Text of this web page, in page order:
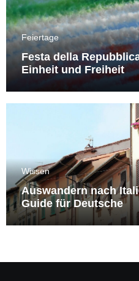
Feiertage
Festa della
Einheit und Freiheit
Wissen
Auswandern nach
Guide für Deutsche